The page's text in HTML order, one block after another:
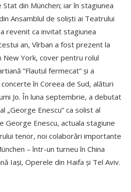
din München; iar în stagiunea
Ansamblul de soliști ai Teatrului
revenit ca invitat stagiunea
an, Vîrban a fost prezent la
York, cover pentru rolul
”Flautul fermecat” și a
în Coreea de Sud, alături
Jo. În luna septembrie, a debutat
„George Enescu” ca solist al
George Enescu, actuala stagiune
tenor, noi colaborări importante
– într-un turneu în China
Iași, Operele din Haifa și Tel Aviv.